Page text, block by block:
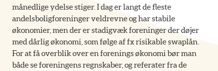
månedlige ydelse stiger. I dag er langt de fleste
andelsboligforeninger veldrevne og har stabile
økonomier, men der er stadigvæk foreninger der døjer
med dårlig økonomi, som følge af fx risikable swaplån.
For at få overblik over en forenings økonomi bør man
både se foreningens regnskaber, og referater fra de